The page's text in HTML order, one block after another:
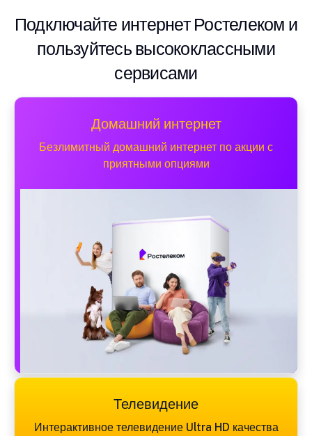
Подключайте интернет Ростелеком и
пользуйтесь высококлассными
сервисами
Домашний интернет
Безлимитный домашний интернет по акции с
приятными опциями
Телевидение
Интерактивное телевидение Ultra HD качества